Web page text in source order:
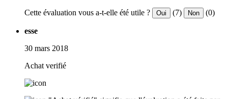
Cette évaluation vous a-t-elle été utile ? Oui (7) Non (0)
esse
30 mars 2018
Achat verifié